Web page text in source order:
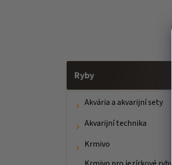
Ryby
Akvária a akvarijní sety
Akvarijní technika
Krmivo